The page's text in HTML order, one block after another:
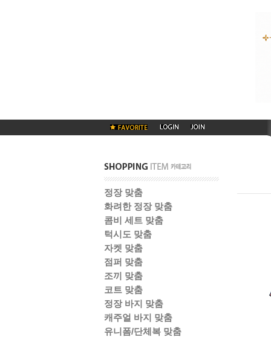
정장 맞춤
화려한 정장 맞춤
콤비 세트 맞춤
턱시도 맞춤
자켓 맞춤
점퍼 맞춤
조끼 맞춤
코트 맞춤
정장 바지 맞춤
캐주얼 바지 맞춤
유니폼/단체복 맞춤